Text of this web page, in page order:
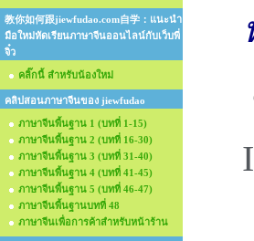
教你如何跟jiewfudao.com自学：แนะนำ
มือใหม่หัดเรียนภาษาจีนออนไลน์กับเว็บพี่
จิ๋ว
คลิ๊กนี้ สำหรับน้องใหม่
คลิปสอนภาษาจีนของ jiewfudao
ภาษาจีนพื้นฐาน 1 (บทที่ 1-15)
ภาษาจีนพื้นฐาน 2 (บทที่ 16-30)
ภาษาจีนพื้นฐาน 3 (บทที่ 31-40)
ภาษาจีนพื้นฐาน 4 (บทที่ 41-45)
ภาษาจีนพื้นฐาน 5 (บทที่ 46-47)
ภาษาจีนพื้นฐานบทที่ 48
ภาษาจีนเพื่อการค้าสำหรับหน้าร้าน